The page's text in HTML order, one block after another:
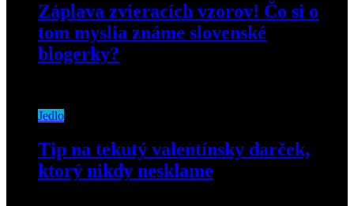
Záplava zvieracích vzorov! Čo si o
tom myslia známe slovenské
blogerky?
Jedlo
Tip na tekutý valentínsky darček,
ktorý nikdy nesklame